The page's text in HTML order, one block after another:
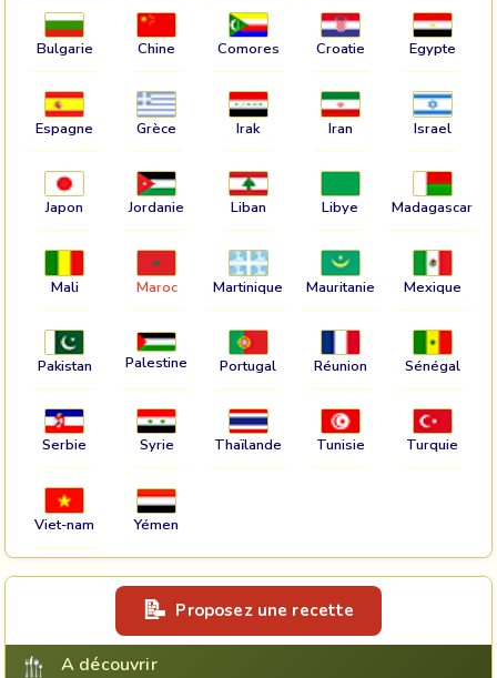
Bulgarie Chine Comores Croatie Egypte
Espagne Grèce Irak Iran Israel
Japon Jordanie Liban Libye Madagascar
Mali Maroc Martinique Mauritanie Mexique
Pakistan Palestine Portugal Réunion Sénégal
Serbie Syrie Thaïlande Tunisie Turquie
Viet-nam Yémen
Proposez une recette
A découvrir